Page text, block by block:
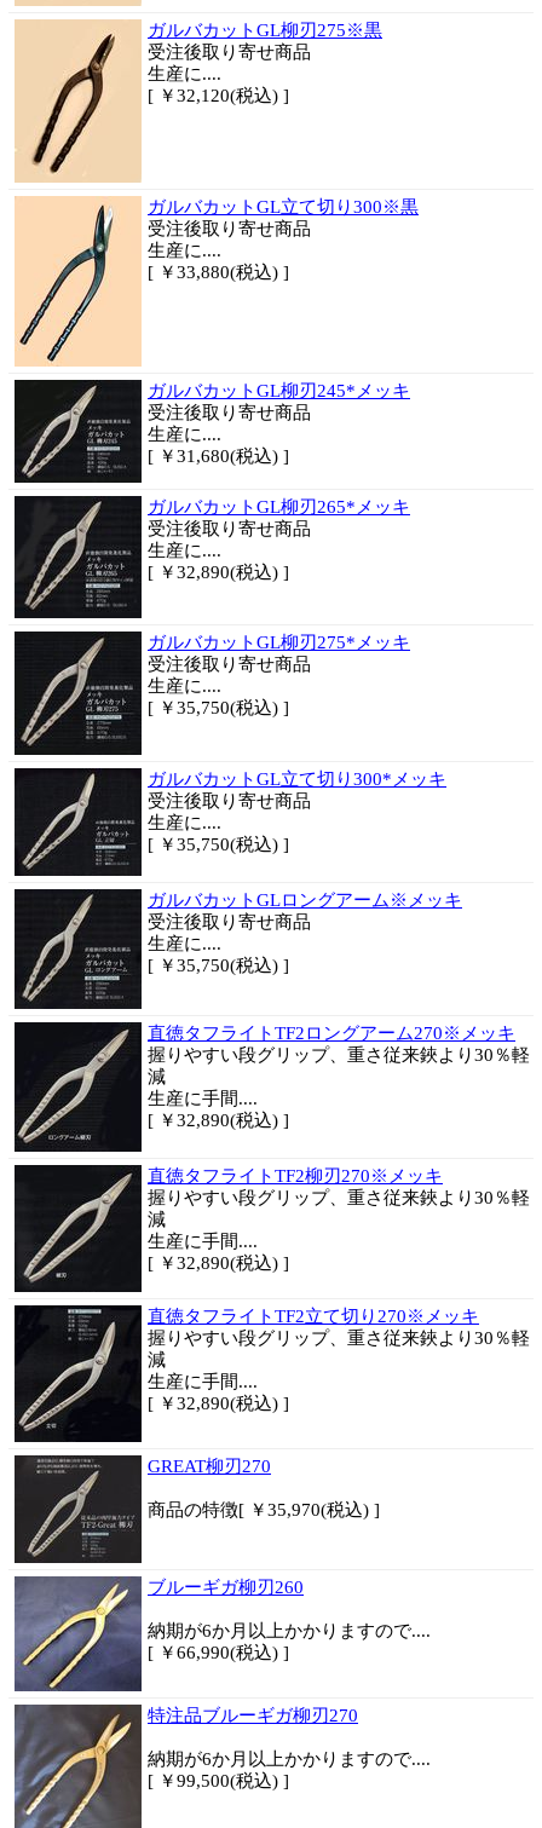
ガルバカットGL柳刃275※黒
受注後取り寄せ商品
生産に....
[ ￥32,120(税込) ]
ガルバカットGL立て切り300※黒
受注後取り寄せ商品
生産に....
[ ￥33,880(税込) ]
ガルバカットGL柳刃245*メッキ
受注後取り寄せ商品
生産に....
[ ￥31,680(税込) ]
ガルバカットGL柳刃265*メッキ
受注後取り寄せ商品
生産に....
[ ￥32,890(税込) ]
ガルバカットGL柳刃275*メッキ
受注後取り寄せ商品
生産に....
[ ￥35,750(税込) ]
ガルバカットGL立て切り300*メッキ
受注後取り寄せ商品
生産に....
[ ￥35,750(税込) ]
ガルバカットGLロングアーム※メッキ
受注後取り寄せ商品
生産に....
[ ￥35,750(税込) ]
直徳タフライトTF2ロングアーム270※メッキ
握りやすい段グリップ、重さ従来鋏より30％軽
減
生産に手間....
[ ￥32,890(税込) ]
直徳タフライトTF2柳刃270※メッキ
握りやすい段グリップ、重さ従来鋏より30％軽
減
生産に手間....
[ ￥32,890(税込) ]
直徳タフライトTF2立て切り270※メッキ
握りやすい段グリップ、重さ従来鋏より30％軽
減
生産に手間....
[ ￥32,890(税込) ]
GREAT柳刃270
商品の特徴[ ￥35,970(税込) ]
ブルーギガ柳刃260
納期が6か月以上かかりますので....
[ ￥66,990(税込) ]
特注品ブルーギガ柳刃270
納期が6か月以上かかりますので....
[ ￥99,500(税込) ]